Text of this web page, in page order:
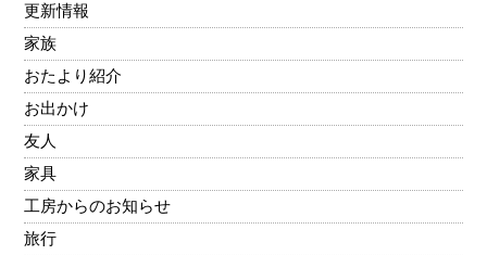
更新情報
家族
おたより紹介
お出かけ
友人
家具
工房からのお知らせ
旅行